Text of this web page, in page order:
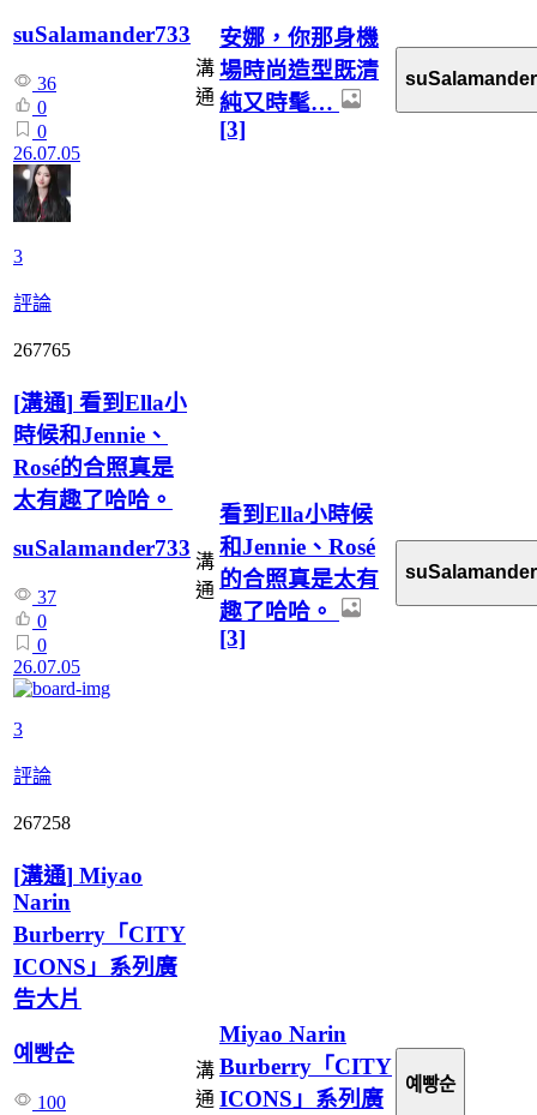
suSalamander733
36
0
0
26.07.05
3
評論
溝
通
安娜，你那身機
場時尚造型既清
純又時髦…
[3]
267765
[溝通] 看到Ella小
時候和Jennie、
Rosé的合照真是
太有趣了哈哈。
suSalamander733
37
0
0
26.07.05
3
評論
溝
通
看到Ella小時候
和Jennie、Rosé
的合照真是太有
趣了哈哈。
[3]
267258
[溝通] Miyao
Narin
Burberry「CITY
ICONS」系列廣
告大片
예빵순
100
溝
通
Miyao Narin
Burberry「CITY
ICONS」系列廣
예빵순